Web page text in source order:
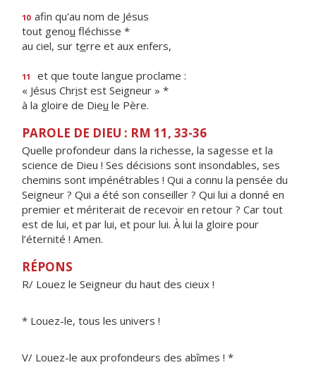
10 afin qu'au nom de Jésus
tout genou fléchisse *
au ciel, sur terre et aux enfers,
11
et que toute langue proclame :
« Jésus Christ est Seigneur » *
à la gloire de Dieu le Père.
PAROLE DE DIEU : RM 11, 33-36
Quelle profondeur dans la richesse, la sagesse et la
science de Dieu ! Ses décisions sont insondables, ses
chemins sont impénétrables ! Qui a connu la pensée du
Seigneur ? Qui a été son conseiller ? Qui lui a donné en
premier et mériterait de recevoir en retour ? Car tout
est de lui, et par lui, et pour lui. À lui la gloire pour
l’éternité ! Amen.
RÉPONS
R/ Louez le Seigneur du haut des cieux !
* Louez-le, tous les univers !
V/ Louez-le aux profondeurs des abîmes ! *